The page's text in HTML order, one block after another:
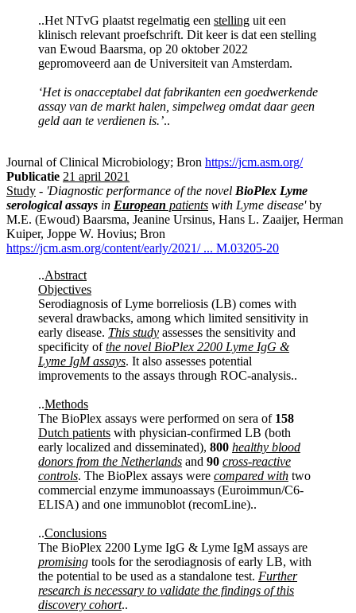
..Het NTvG plaatst regelmatig een stelling uit een
klinisch relevant proefschrift. Dit keer is dat een stelling
van Ewoud Baarsma, op 20 oktober 2022
gepromoveerd aan de Universiteit van Amsterdam.
‘Het is onacceptabel dat fabrikanten een goedwerkende
assay van de markt halen, simpelweg omdat daar geen
geld aan te verdienen is.’..
Journal of Clinical Microbiology; Bron https://jcm.asm.org/
Publicatie 21 april 2021
Study - 'Diagnostic performance of the novel BioPlex Lyme
serological assays in European patients with Lyme disease'by
M.E. (Ewoud) Baarsma, Jeanine Ursinus, Hans L. Zaaijer, Herman
Kuiper, Joppe W. Hovius; Bron
https://jcm.asm.org/content/early/2021/ ... M.03205-20
..Abstract
Objectives
Serodiagnosis of Lyme borreliosis (LB) comes with
several drawbacks, among which limited sensitivity in
early disease. This study assesses the sensitivity and
specificity ofthe novel BioPlex 2200 Lyme IgG &
Lyme IgM assays. It also assesses potential
improvements to the assays through ROC-analysis..
..Methods
The BioPlex assays were performed on sera of 158
Dutch patients with physician-confirmed LB (both
early localized and disseminated), 800 healthy blood
donors from the Netherlands and 90 cross-reactive
controls. The BioPlex assays were compared with two
commercial enzyme immunoassays (Euroimmun/C6-
ELISA) and one immunoblot (recomLine)..
..Conclusions
The BioPlex 2200 Lyme IgG & Lyme IgM assays are
promising tools for the serodiagnosis of early LB, with
the potential to be used as a standalone test. Further
research is necessary to validate the findings of this
discovery cohort..